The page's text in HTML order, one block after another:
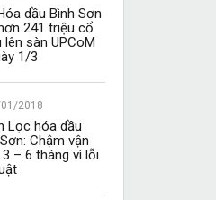
dầu Bình Sơn
241 triệu cổ
lên sàn UPCoM
1/3
2018
Lọc hóa dầu
Chậm vận
– 6 tháng vì lỗi